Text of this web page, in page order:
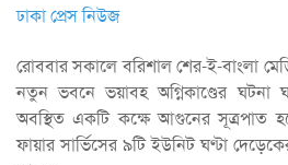
ঢাকা প্রেস নিউজ
রোববার সকালে বরিশাল শের-ই-বাংলা
নতুন ভবনে ভয়াবহ অগ্নিকাণ্ডের ঘটনা
অবস্থিত একটি কক্ষে আগুনের সূত্রপাত
ফায়ার সার্ভিসের ৯টি ইউনিট ঘণ্টা